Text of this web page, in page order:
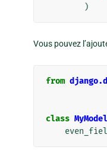
)
Vous pouvez
from
class MyModel